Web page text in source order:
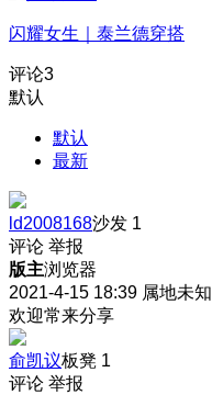
闪耀女生｜泰兰德穿搭
评论3
默认
默认
最新
ld2008168沙发 1
评论 举报
版主浏览器
2021-4-15 18:39 属地未知
欢迎常来分享
俞凯议板凳 1
评论 举报